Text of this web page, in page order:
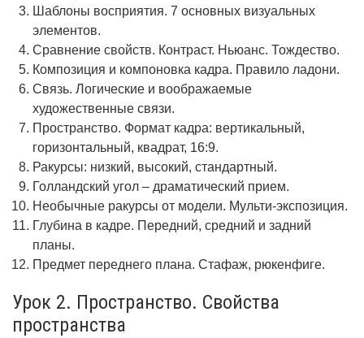
Шаблоны восприятия. 7 основных визуальных
элементов.
Сравнение свойств. Контраст. Ньюанс. Тождество.
Композиция и компоновка кадра. Правило ладони.
Связь. Логические и воображаемые
художественные связи.
Пространство. Формат кадра: вертикальный,
горизонтальный, квадрат, 16:9.
Ракурсы: низкий, высокий, стандартный.
Голландский угол – драматический прием.
Необычные ракурсы от модели. Мульти-экспозиция.
Глубина в кадре. Передний, средний и задний
планы.
Предмет переднего плана. Стафаж, рюкенфиге.
Урок 2. Пространство. Свойства
пространства